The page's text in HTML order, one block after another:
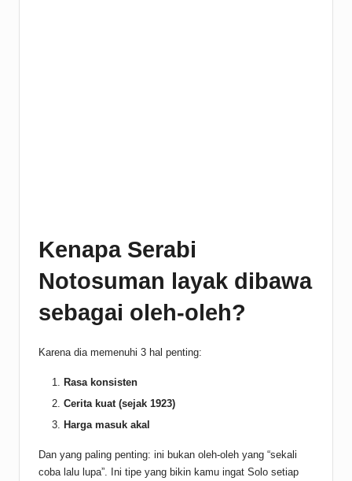
Kenapa Serabi
Notosuman layak dibawa
sebagai oleh-oleh?
Karena dia memenuhi 3 hal penting:
Rasa konsisten
Cerita kuat (sejak 1923)
Harga masuk akal
Dan yang paling penting: ini bukan oleh-oleh yang “sekali
coba lalu lupa”. Ini tipe yang bikin kamu ingat Solo setiap